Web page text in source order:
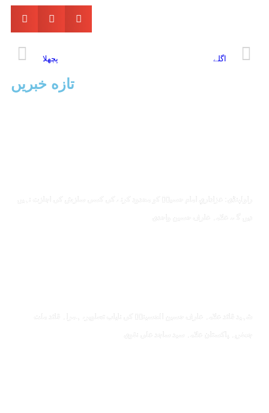
تازه خبریں
پچھلا اگلے